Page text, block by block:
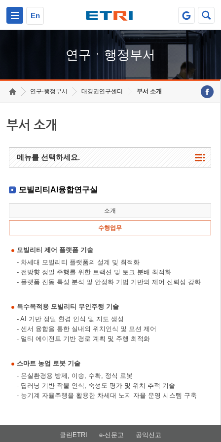
En
연구ㆍ행정부서
연구·행정부서 대경권연구센터 부서 소개
부서 소개
메뉴를 선택하세요.
모빌리티AI융합연구실
소개
수행업무
모빌리티 제어 플랫폼 기술
- 차세대 모빌리티 플랫폼의 설계 및 최적화
- 전방향 정밀 주행를 위한 트랙션 및 토크 분배 최적화
- 플랫폼 진동 특성 분석 및 안정화 기법 기반의 제어 신뢰성 강화
특수목적용 모빌리티 무인주행 기술
- AI 기반 정밀 환경 인식 및 지도 생성
- 센서 융합을 통한 실내외 위치인식 및 모션 제어
- 멀티 에이전트 기반 경로 계획 및 주행 최적화
스마트 농업 로봇 기술
- 온실환경용 방제, 이송, 수확, 정식 로봇
- 딥러닝 기반 작물 인식, 숙성도 평가 및 위치 추적 기술
- 농기계 자율주행을 활용한 차세대 노지 자율 운영 시스템 구축
클린ETRI e-신문고 공익신고